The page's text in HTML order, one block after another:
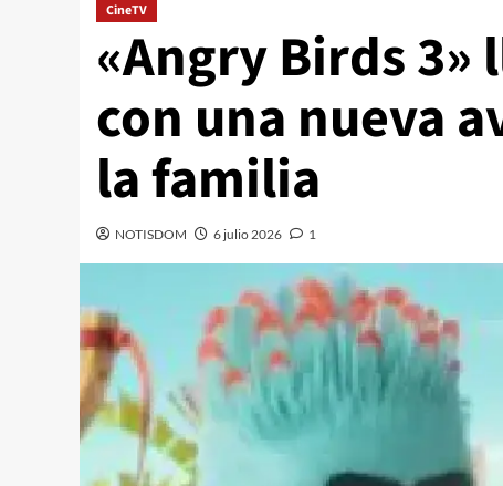
CineTV
«Angry Birds 3»
con una nueva
la familia
NOTISDOM 6 julio 2026 1